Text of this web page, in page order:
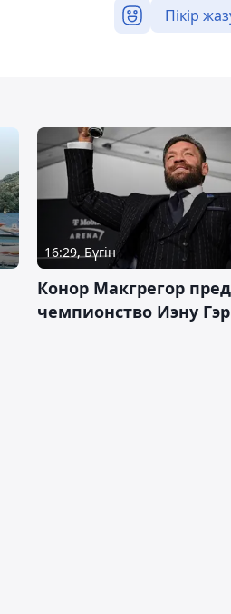
Пікір
16:29, Бүгін
Конор Макгрегор
чемпионство Иэну